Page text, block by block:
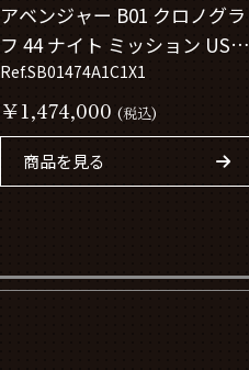
アベンジャー B01 クロノグラ
フ 44 ナイト ミッション US ネ
イビー アカデミー
SB01474A1C1X1
Ref.SB01474A1C1X1
￥1,474,000 (税込)
商品を見る